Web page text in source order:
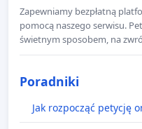
Zapewniamy bezpłatną
pomocą naszego serwisu.
świetnym sposobem, na
Poradniki
Jak rozpocząć petycję